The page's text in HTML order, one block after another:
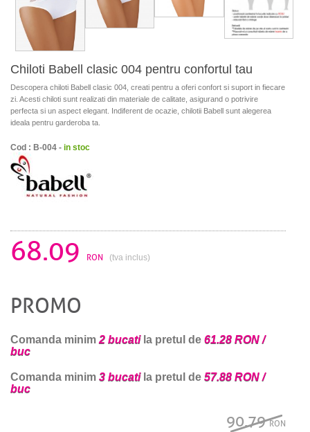
Chiloti Babell clasic 004 pentru confortul tau
Descopera chiloti Babell clasic 004, creati pentru a oferi confort si suport in fiecare
zi. Acesti chiloti sunt realizati din materiale de calitate, asigurand o potrivire
perfecta si un aspect elegant. Indiferent de ocazie, chilotii Babell sunt alegerea
ideala pentru garderoba ta.
Cod : B-004 - in stoc
68.09 RON (tva inclus)
PROMO
Comanda minim 2 bucatila pretul de 61.28 RON /
buc
Comanda minim 3 bucatila pretul de 57.88 RON /
buc
90.79RON